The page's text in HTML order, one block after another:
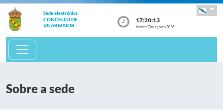
Sede electrónica
CONCELLO DE
VILARMAIOR
17:20:13
Venres 7 de agosto 2026
Sobre a sede